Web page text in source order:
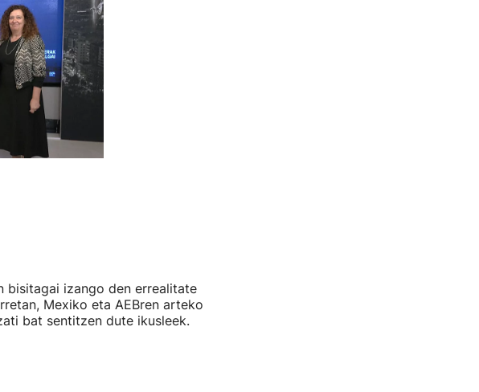
bisitagai izango den errealitate
Mexiko eta AEBren arteko
bat sentitzen dute ikusleek.